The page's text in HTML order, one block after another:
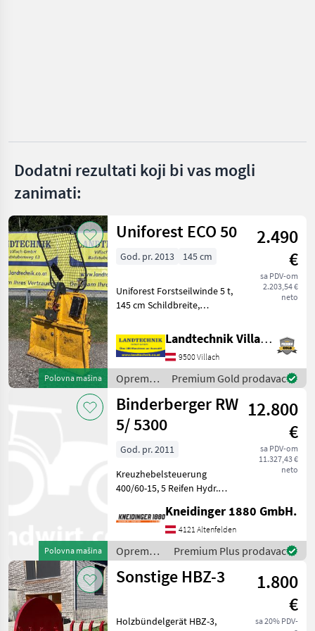
Tajfun
Krpan
Königswieser
Prikaži
sve
(32)
MARKETPLACE
Marketplace
Ponude
trgovaca
Dodatni rezultati koji bi vas mogli
zanimati:
Polovna mašina
Uniforest ECO 50
2.490
€
sa PDV-om
2.203,54 €
neto
God. pr. 2013 145 cm
Uniforest Forstseilwinde 5 t,
145 cm Schildbreite,
Schutzgitter,
Motorsägenhalter,
Seileinlaufrolle unten
anbei, Gelenkwelle, sofort
verfügbar.
Landtechnik Villach GmbH
9500 Villach
Oprema
za šumu i
obradu
drveta /
Uniforest
Premium Gold prodavac
Polovna mašina
Binderberger RW
5/ 5300
12.800
€
sa PDV-om
11.327,43 €
neto
God. pr. 2011
Kreuzhebelsteuerung
400/60-15, 5 Reifen Hydr.
Oprema za šumu i obradu
drveta Šumarske prikolice
Kneidinger 1880 GmbH.
4121 Altenfelden
Oprema
za šumu i
obradu
Premium Plus prodavac
Sonstige HBZ-3
1.800
€
sa 20% PDV-
Holzbündelgerät HBZ-3,